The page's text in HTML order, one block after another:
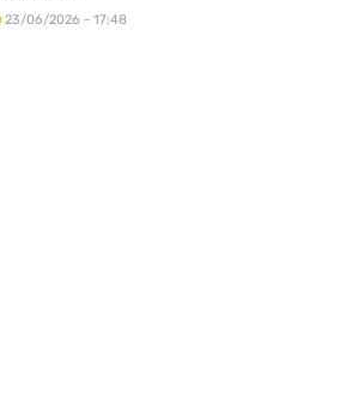
23/06/2026 - 17:48